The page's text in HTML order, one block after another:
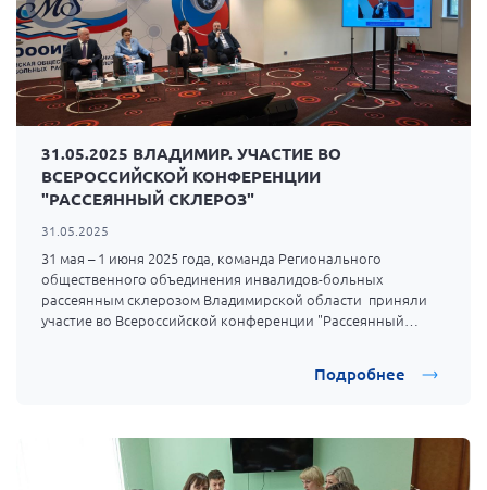
31.05.2025 ВЛАДИМИР. УЧАСТИЕ ВО
ВСЕРОССИЙСКОЙ КОНФЕРЕНЦИИ
"РАССЕЯННЫЙ СКЛЕРОЗ"
31.05.2025
31 мая – 1 июня 2025 года, команда Регионального
общественного объединения инвалидов-больных
рассеянным склерозом Владимирской области приняли
участие во Всероссийской конференции "Рассеянный
больных рассеянным склерозом, на базе: Гостиницы
Подробнее